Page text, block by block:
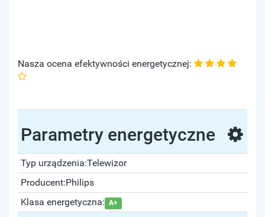
Nasza ocena efektywności energetycznej:
Parametry energetyczne
Typ urządzenia:Telewizor
Producent:Philips
Klasa energetyczna: A+